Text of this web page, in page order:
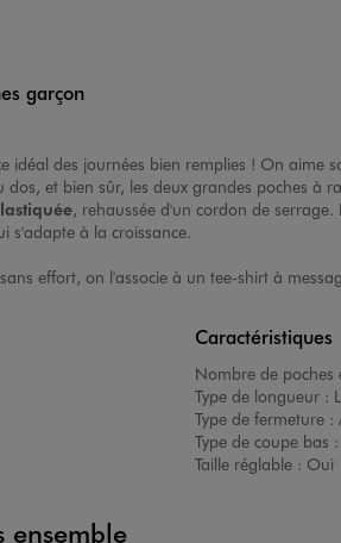
garçon
idéal des journées bien remplies ! On aime
dos, et bien sûr, les deux grandes poches à
, rehaussée d'un cordon de
s'adapte à la croissance.
effort, on l'associe à un tee-shirt à
Caractéristiques
Nombre de poches
Type de longueur :
Type de fermeture :
Type de coupe bas :
Taille réglable : Oui
ensemble